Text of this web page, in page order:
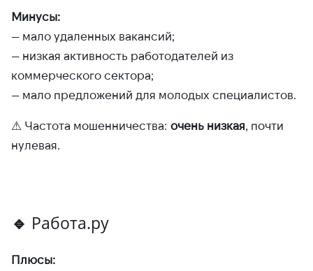
Минусы:
— мало удаленных вакансий;
— низкая активность работодателей из
коммерческого сектора;
— мало предложений для молодых специалистов.
⚠ Частота мошенничества: очень низкая, почти
нулевая.
🔹 Работа.ру
Плюсы: